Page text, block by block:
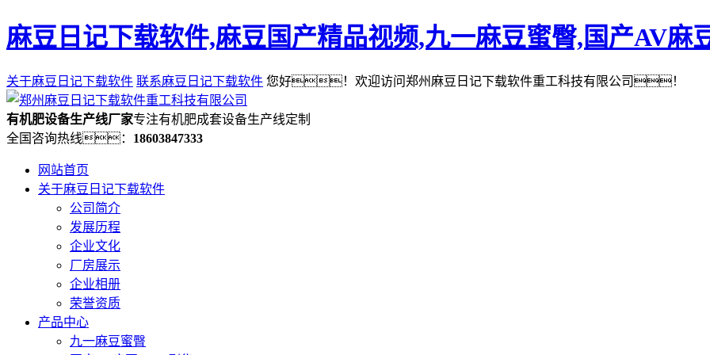
麻豆日记下载软件,麻豆国产精品视频,九一麻豆蜜臀,国产AV麻
关于麻豆日记下载软件 联系麻豆日记下载软件 您好！欢迎访问郑州麻豆日记下载软件重工科技有限公司！
有机肥设备生产线厂家专注有机肥成套设备生产线定制
全国咨询热线： 18603847333
网站首页
关于麻豆日记下载软件
公司简介
发展历程
企业文化
厂房展示
企业相册
荣誉资质
产品中心
九一麻豆蜜臀